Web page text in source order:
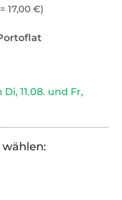
17,00 €)
11.08. und Fr,